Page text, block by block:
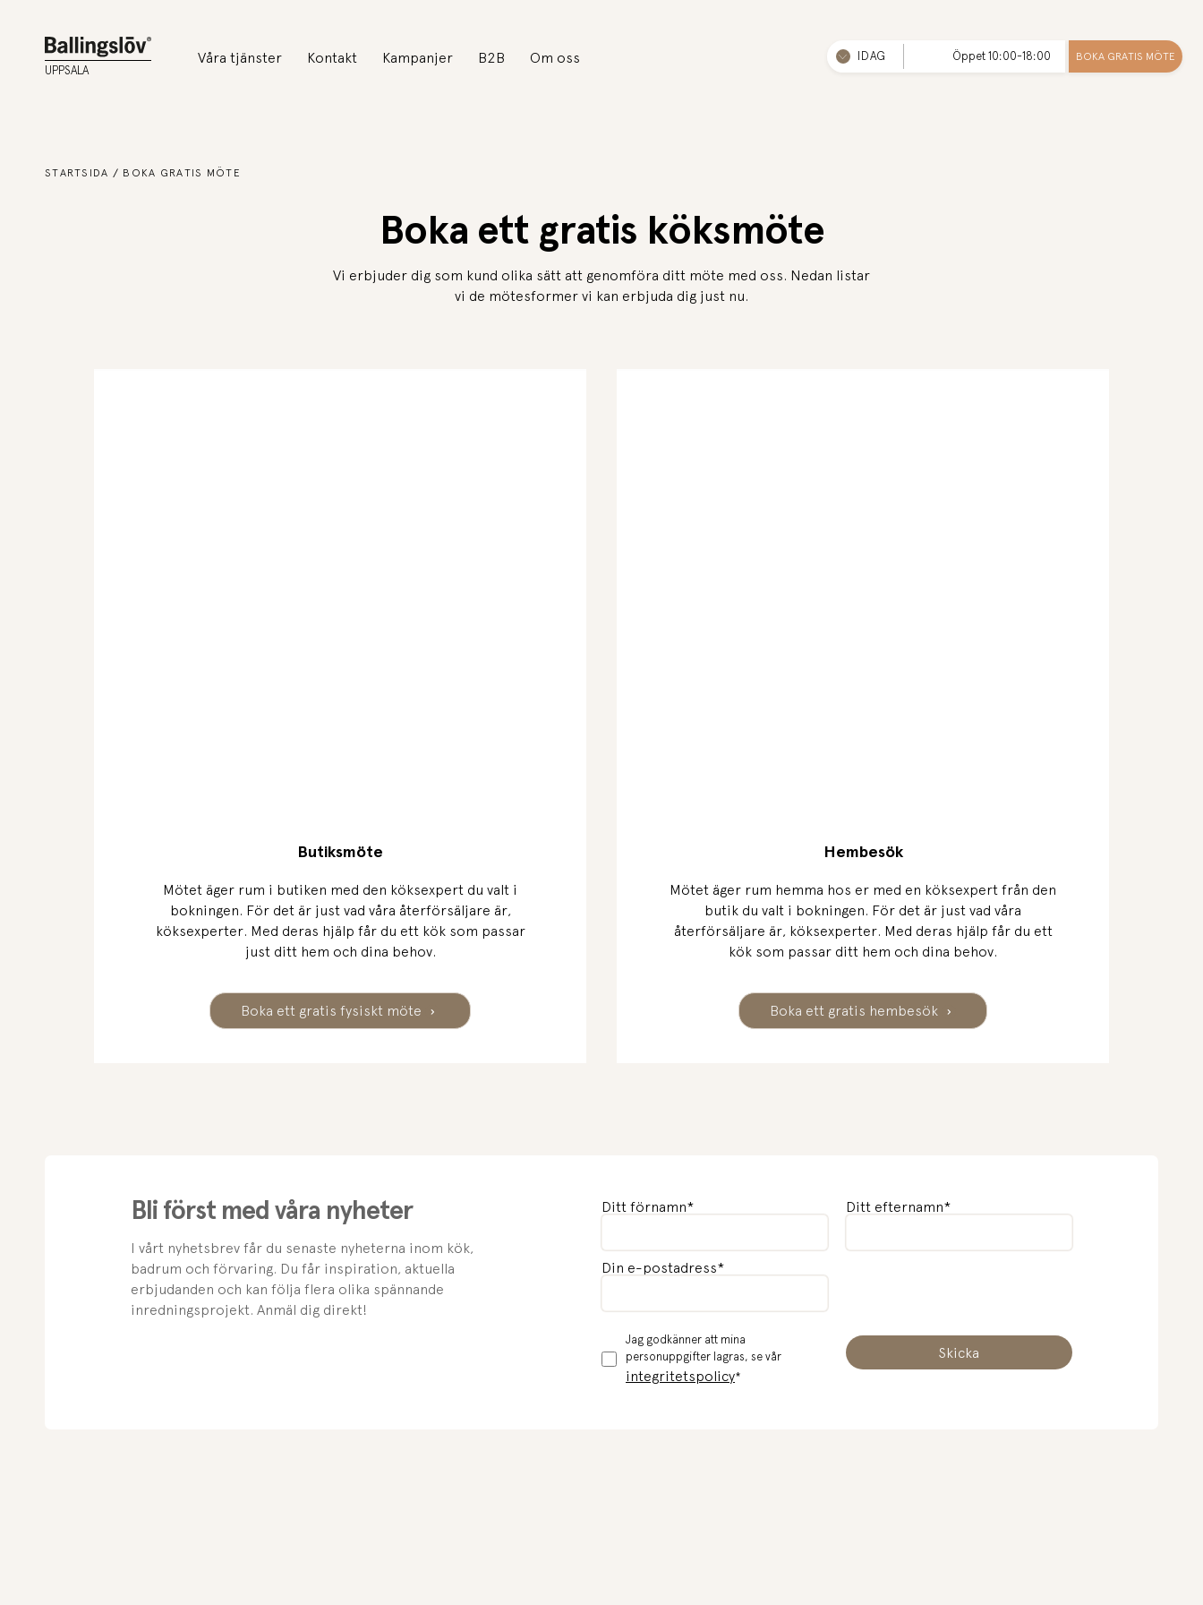
UPPSALA
Våra tjänster Kontakt Kampanjer B2B Om oss IDAG Öppet 10:00-18:00 BOKA GRATIS MÖTE
STARTSIDA BOKA GRATIS MÖTE
Boka ett gratis köksmöte
Vi erbjuder dig som kund olika sätt att genomföra ditt möte med oss. Nedan listar
vi de mötesformer vi kan erbjuda dig just nu.
Butiksmöte
Mötet äger rum i butiken med den köksexpert du valt i
bokningen. För det är just vad våra återförsäljare är,
köksexperter. Med deras hjälp får du ett kök som passar
just ditt hem och dina behov.
Boka ett gratis fysiskt möte
Hembesök
Mötet äger rum hemma hos er med en köksexpert från den
butik du valt i bokningen. För det är just vad våra
återförsäljare är, köksexperter. Med deras hjälp får du ett
kök som passar ditt hem och dina behov.
Boka ett gratis hembesök
Bli först med våra nyheter
I vårt nyhetsbrev får du senaste nyheterna inom kök,
badrum och förvaring. Du får inspiration, aktuella
erbjudanden och kan följa flera olika spännande
inredningsprojekt. Anmäl dig direkt!
Ditt förnamn* Ditt efternamn*
Din e-postadress*
Jag godkänner att mina
personuppgifter lagras, se vår
integritetspolicy*